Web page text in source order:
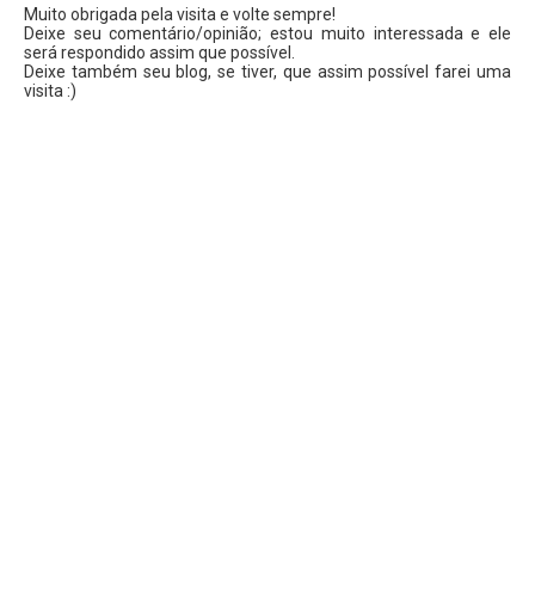
Muito obrigada pela visita e volte sempre!
Deixe seu comentário/opinião; estou muito interessada e ele
será respondido assim que possível.
Deixe também seu blog, se tiver, que assim possível farei uma
visita :)